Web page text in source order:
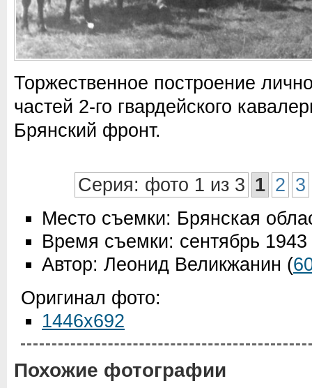
Торжественное построение
частей 2-го гвардейского
Брянский фронт.
Серия: фото 1 из 3 1 2 3
Место съемки: Брянская
Время съемки: сентябрь 1943
Автор: Леонид Великжанин (
Оригинал фото:
1446x692
Похожие фотографии